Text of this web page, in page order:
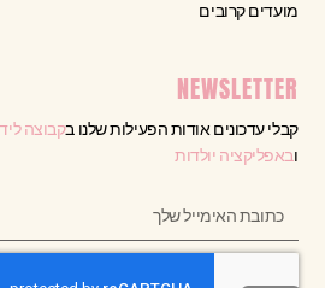
מועדים קרובים
NEWSLETTER
קבלי עדכונים אודות הפעילות שלנו בקבוצה
ובאפליקציה יולדות